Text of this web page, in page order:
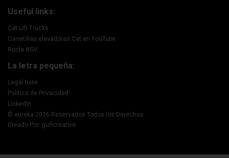
Useful links:
Cat Lift Trucks
Carretillas elevadoras Cat en YouTube
Rocla AGV
La letra pequeña:
Legal Note
Política de Privacidad
LinkedIn
© eureka 2026 Reservados Todos los Derechos
Creado Por: gu9creative